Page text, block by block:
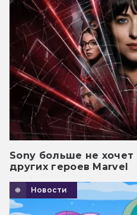
Sony больше не
других героев Marvel
Новости